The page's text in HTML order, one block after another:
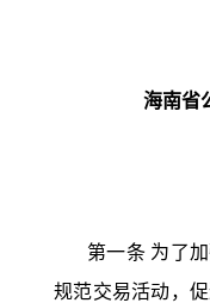
海南省
第一条 为了
规范交易活动，